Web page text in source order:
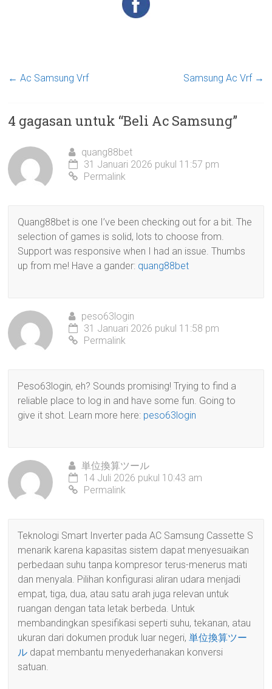
← Ac Samsung Vrf Samsung Ac Vrf →
4 gagasan untuk “Beli Ac Samsung”
quang88bet
31 Januari 2026 pukul 11:57 pm
Permalink
Quang88bet is one I’ve been checking out for a bit. The
selection of games is solid, lots to choose from.
Support was responsive when I had an issue. Thumbs
up from me! Have a gander: quang88bet
peso63login
31 Januari 2026 pukul 11:58 pm
Permalink
Peso63login, eh? Sounds promising! Trying to find a
reliable place to log in and have some fun. Going to
give it shot. Learn more here: peso63login
単位換算ツール
14 Juli 2026 pukul 10:43 am
Permalink
Teknologi Smart Inverter pada AC Samsung Cassette S
menarik karena kapasitas sistem dapat menyesuaikan
perbedaan suhu tanpa kompresor terus-menerus mati
dan menyala. Pilihan konfigurasi aliran udara menjadi
empat, tiga, dua, atau satu arah juga relevan untuk
ruangan dengan tata letak berbeda. Untuk
membandingkan spesifikasi seperti suhu, tekanan, atau
ukuran dari dokumen produk luar negeri,単位換算ツー
ル dapat membantu menyederhanakan konversi
satuan.